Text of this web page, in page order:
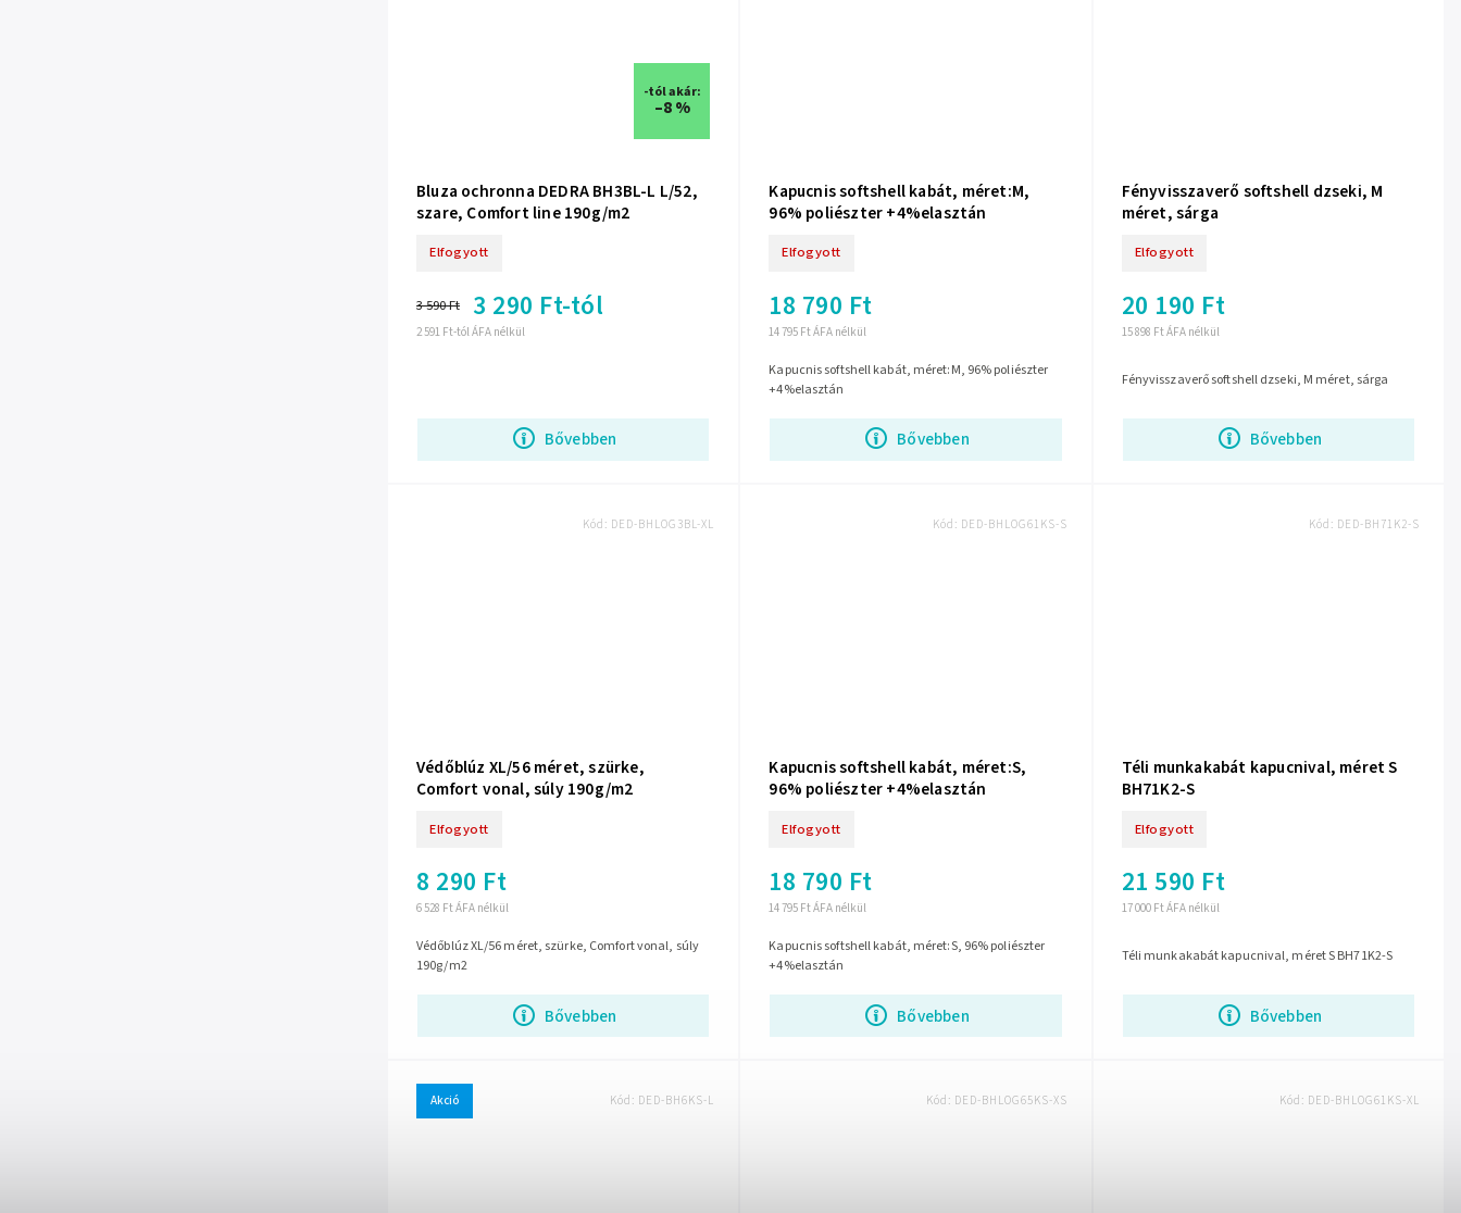
-tól akár:
–8 %
Bluza ochronna DEDRA BH3BL-L L/52,
szare, Comfort line 190g/m2
Elfogyott
2 591 Ft-tól ÁFA nélkül
3 590 Ft 3 290 Ft-tól
Bővebben
Kapucnis softshell kabát, méret:M,
96% poliészter +4%elasztán
Elfogyott
14 795 Ft ÁFA nélkül
18 790 Ft
Bővebben
Kapucnis softshell kabát, méret:M, 96% poliészter
+4%elasztán
Fényvisszaverő softshell dzseki, M
méret, sárga
Elfogyott
15 898 Ft ÁFA nélkül
20 190 Ft
Bővebben
Fényvisszaverő softshell dzseki, M méret, sárga
Védőblúz XL/56 méret, szürke,
Comfort vonal, súly 190g/m2
Elfogyott
6 528 Ft ÁFA nélkül
8 290 Ft
Bővebben
Védőblúz XL/56 méret, szürke, Comfort vonal, súly
190g/m2
Kód: DED-BHLOG3BL-XL
Kapucnis softshell kabát, méret:S,
96% poliészter +4%elasztán
Elfogyott
14 795 Ft ÁFA nélkül
18 790 Ft
Bővebben
Kapucnis softshell kabát, méret:S, 96% poliészter
+4%elasztán
Kód: DED-BHLOG61KS-S
Téli munkakabát kapucnival, méret S
BH71K2-S
Elfogyott
17 000 Ft ÁFA nélkül
21 590 Ft
Bővebben
Téli munkakabát kapucnival, méret S BH71K2-S
Kód: DED-BH71K2-S
Akció Kód: DED-BH6KS-L Kód: DED-BHLOG65KS-XS Kód: DED-BHLOG61KS-XL